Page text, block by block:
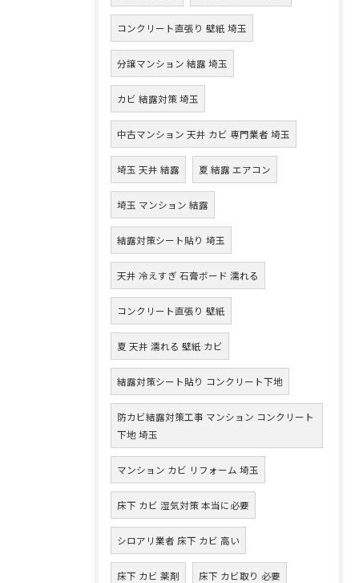
コンクリート直張り 壁紙 埼玉
分譲マンション 結露 埼玉
カビ 結露対策 埼玉
中古マンション 天井 カビ 専門業者 埼玉
埼玉 天井 結露 夏 結露 エアコン
埼玉 マンション 結露
結露対策シート貼り 埼玉
天井 冷えすぎ 石膏ボード 濡れる
コンクリート直張り 壁紙
夏 天井 濡れる 壁紙 カビ
結露対策シート貼り コンクリート下地
防カビ結露対策工事 マンション コンクリート
下地 埼玉
マンション カビ リフォーム 埼玉
床下 カビ 湿気対策 本当に必要
シロアリ業者 床下 カビ 高い
床下 カビ 薬剤 床下 カビ取り 必要